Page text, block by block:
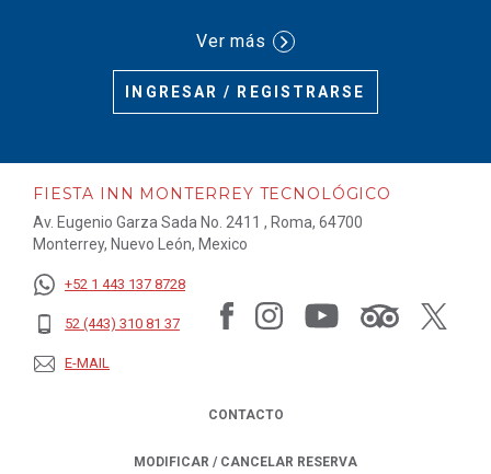
Ver más
INGRESAR / REGISTRARSE
FIESTA INN MONTERREY TECNOLÓGICO
Av. Eugenio Garza Sada No. 2411 , Roma, 64700
Monterrey, Nuevo León, Mexico
+52 1 443 137 8728
52 (443) 310 81 37
E-MAIL
CONTACTO
MODIFICAR / CANCELAR RESERVA